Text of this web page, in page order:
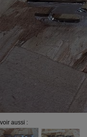
voir aussi :